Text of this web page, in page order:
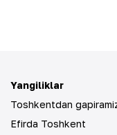
Yangiliklar
Toshkentdan
Efirda Toshkent